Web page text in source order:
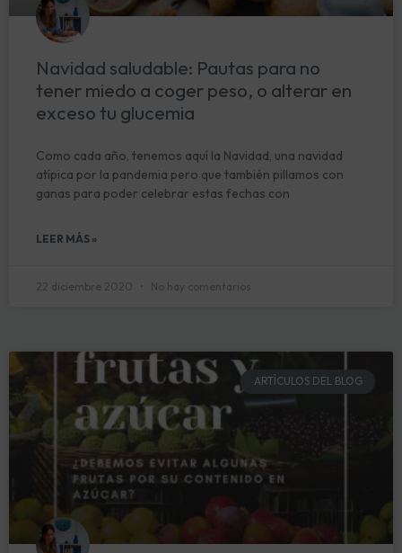
Navidad saludable: Pautas para no
tener miedo a coger peso, o alterar en
exceso tu glucemia
Como cada año, tenemos aquí la Navidad, una navidad
atípica por la pandemia pero que también pillamos con
ganas para poder celebrar estas fechas con
LEER MÁS »
22 diciembre 2020 No hay comentarios
ARTÍCULOS DEL BLOG